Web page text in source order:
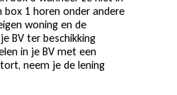
1 horen onder andere
woning en de
BV ter beschikking
in je BV met een
neem je de lening